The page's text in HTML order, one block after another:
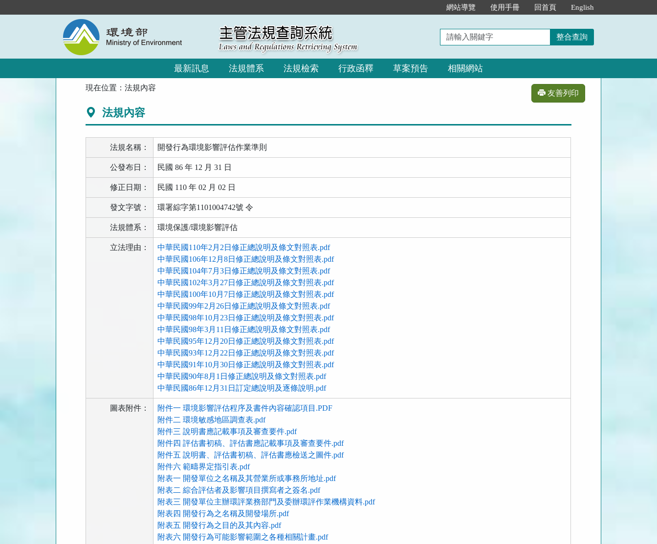
到
網站導覽 使用手冊 回首頁 English
請
輸
入
鍵
整合查詢
最新訊息 法規體系 法規檢索 行政函釋 草案預告 相關網站
現在位置：法規內容
友善列印
法規內容
法規名稱： 開發行為環境影響評估作業準則
公發布日： 民國 86 年 12 月 31 日
修正日期： 民國 110 年 02 月 02 日
發文字號： 環署綜字第1101004742號 令
法規體系： 環境保護/環境影響評估
立法理由：
中華民國110年2月2日修正總說明及條文對照表.pdf
中華民國106年12月8日修正總說明及條文對照表.pdf
中華民國104年7月3日修正總說明及條文對照表.pdf
中華民國102年3月27日修正總說明及條文對照表.pdf
中華民國100年10月7日修正總說明及條文對照表.pdf
中華民國99年2月26日修正總說明及條文對照表.pdf
中華民國98年10月23日修正總說明及條文對照表.pdf
中華民國98年3月11日修正總說明及條文對照表.pdf
中華民國95年12月20日修正總說明及條文對照表.pdf
中華民國93年12月22日修正總說明及條文對照表.pdf
中華民國91年10月30日修正總說明及條文對照表.pdf
中華民國90年8月1日修正總說明及條文對照表.pdf
中華民國86年12月31日訂定總說明及逐條說明.pdf
圖表附件：
附件一 環境影響評估程序及書件內容確認項目.PDF
附件二 環境敏感地區調查表.pdf
附件三 說明書應記載事項及審查要件.pdf
附件四 評估書初稿、評估書應記載事項及審查要件.pdf
附件五 說明書、評估書初稿、評估書應檢送之圖件.pdf
附件六 範疇界定指引表.pdf
附表一 開發單位之名稱及其營業所或事務所地址.pdf
附表二 綜合評估者及影響項目撰寫者之簽名.pdf
附表三 開發單位主辦環評業務部門及委辦環評作業機構資料.pdf
附表四 開發行為之名稱及開發場所.pdf
附表五 開發行為之目的及其內容.pdf
附表六 開發行為可能影響範圍之各種相關計畫.pdf